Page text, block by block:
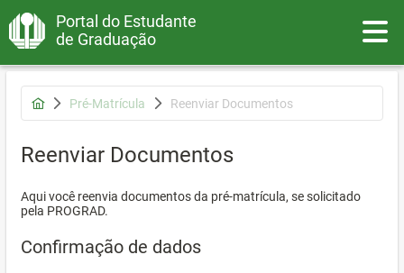
Portal do Estudante
de Graduação
Pré-Matrícula Reenviar Documentos
Reenviar Documentos
Aqui você reenvia documentos da pré-matrícula, se solicitado
pela PROGRAD.
Confirmação de dados